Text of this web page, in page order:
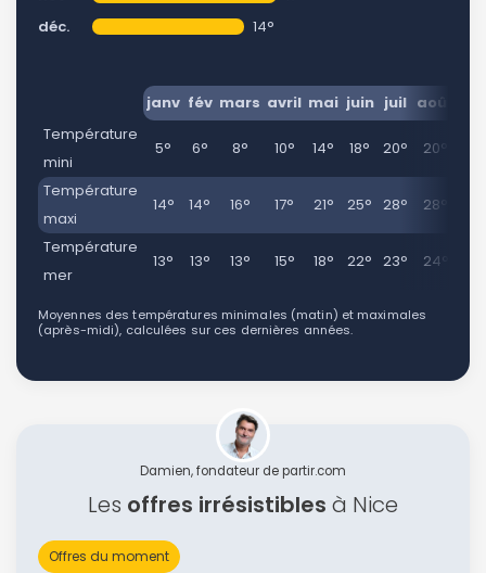
déc.
14°
janv fév mars avril mai juin juil août
Température
mini
5° 6° 8° 10° 14° 18° 20° 20°
Température
maxi
14° 14° 16° 17° 21° 25° 28° 28°
Température
mer
13° 13° 13° 15° 18° 22° 23° 24°
Moyennes des températures minimales (matin) et maximales
(après-midi), calculées sur ces dernières années.
Damien, fondateur de partir.com
Les offres irrésistibles à Nice
Offres du moment